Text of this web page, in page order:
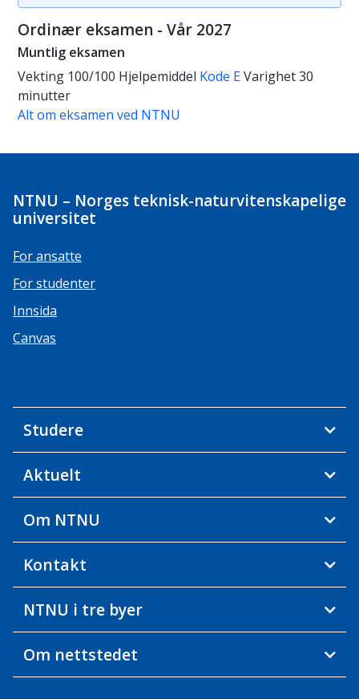
Ordinær eksamen - Vår 2027
Muntlig eksamen
Vekting 100/100 Hjelpemiddel Kode EVarighet30
minutter
Alt om eksamen ved NTNU
NTNU – Norges teknisk-naturvitenskapelige
universitet
For ansatte
For studenter
Innsida
Canvas
Studere
Aktuelt
Om NTNU
Kontakt
NTNU i tre byer
Om nettstedet